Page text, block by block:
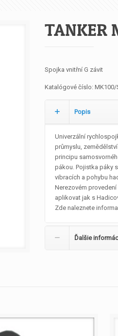
TANKER
Spojka vnitřní G závit
Katalógové číslo:MK100/
Popis
Univerzální
průmyslu,
principu
pákou. Pojistka páky
vibracích a pohybu
Nerezovém
aplikovat jak s
Zde naleznete
Ďalšie